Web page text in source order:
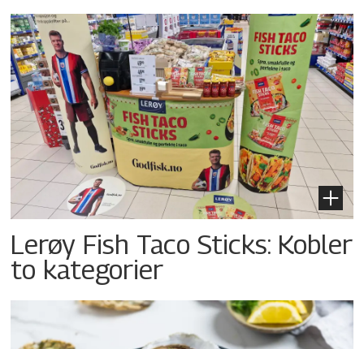
Lerøy Fish Taco Sticks: Kobler
to kategorier